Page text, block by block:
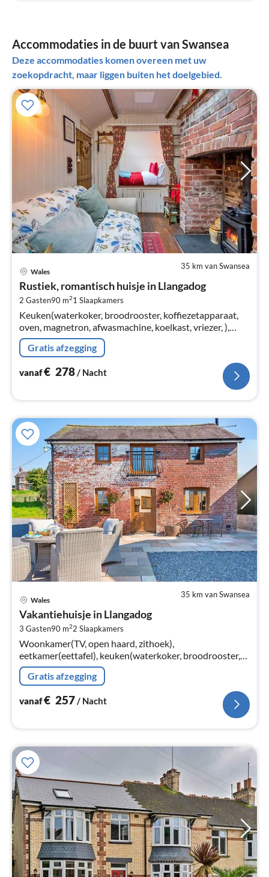
Accommodaties in de buurt van Swansea
Deze accommodaties komen overeen met uw
zoekopdracht, maar liggen buiten het doelgebied.
35 km van Swansea
Wales
Rustiek, romantisch huisje in Llangadog
2 Gasten90 m21 Slaapkamers
Keuken(waterkoker, broodrooster, koffiezetapparaat,
oven, magnetron, afwasmachine, koelkast, vriezer, ),
slaapkamer(2-pers. bed, TV, open haard),
badkamer(douche, wastafel, toilet)
Gratis afzegging
vanaf€ 278/ Nacht
35 km van Swansea
Wales
Vakantiehuisje in Llangadog
3 Gasten90 m22 Slaapkamers
Woonkamer(TV, open haard, zithoek),
eetkamer(eettafel), keuken(waterkoker, broodrooster,
oven, magnetron, afwasmachine, koelkast, vriezer),
slaapkamer(2-pers. bed)
Gratis afzegging
vanaf€ 257/ Nacht